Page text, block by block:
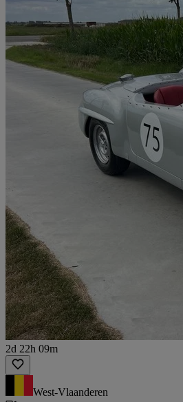
2d 22h 09m
West-Vlaanderen